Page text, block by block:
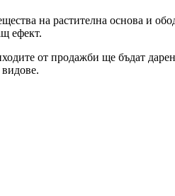
на растителна основа и
ефект.
от продажби ще бъдат